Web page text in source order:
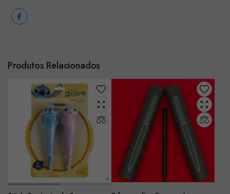
Produtos Relacionados